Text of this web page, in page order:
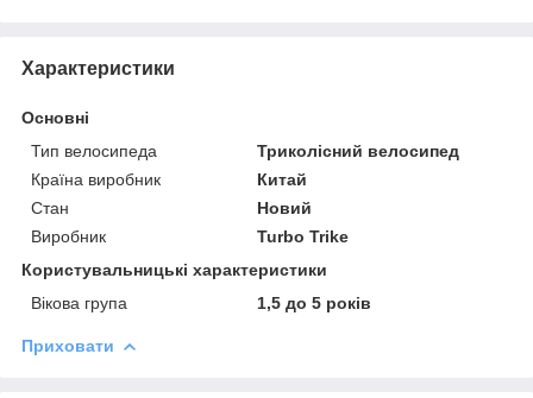
Характеристики
Основні
Тип велосипеда
Триколісний велосипед
Країна виробник
Китай
Стан
Новий
Виробник
Turbo Trike
Користувальницькі характеристики
Вікова група
1,5 до 5 років
Приховати